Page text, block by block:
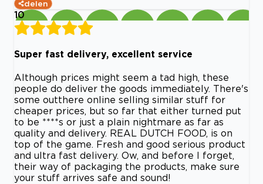
delen
10
Super fast delivery, excellent service
Although prices might seem a tad high, these
people do deliver the goods immediately. There's
some outthere online selling similar stuff for
cheaper prices, but so far that either turned put
to be ****s or just a plain nightmare as far as
quality and delivery. REAL DUTCH FOOD, is on
top of the game. Fresh and good serious product
and ultra fast delivery. Ow, and before I forget,
their way of packaging the products, make sure
your stuff arrives safe and sound!